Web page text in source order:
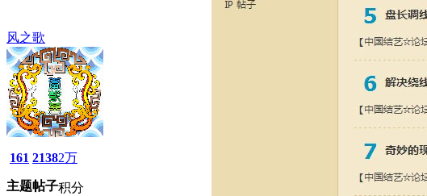
风之歌
161
主题
2138
帖子
2万
积分